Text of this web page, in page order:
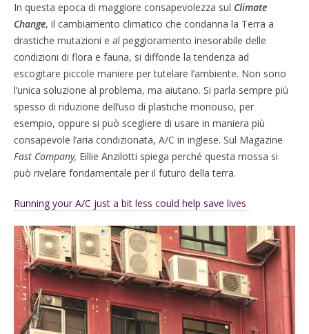
In questa epoca di maggiore consapevolezza sul Climate
Change, il cambiamento climatico che condanna la Terra a
drastiche mutazioni e al peggioramento inesorabile delle
condizioni di flora e fauna, si diffonde la tendenza ad
escogitare piccole maniere per tutelare l’ambiente. Non sono
l’unica soluzione al problema, ma aiutano. Si parla sempre più
spesso di riduzione dell’uso di plastiche monouso, per
esempio, oppure si può scegliere di usare in maniera più
consapevole l’aria condizionata, A/C in inglese. Sul Magazine
Fast Company, Eillie Anzilotti spiega perché questa mossa si
può rivelare fondamentale per il futuro della terra.
Running your A/C just a bit less could help save lives